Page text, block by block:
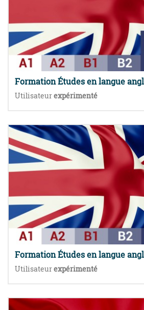
Formation Études en langue
Utilisateurexpérimenté
Formation Études en langue
Utilisateurexpérimenté